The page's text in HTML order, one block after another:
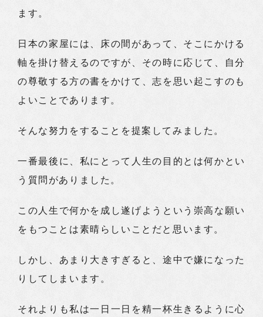
ます。
日本の家屋には、床の間があって、そこにかける
軸を掛け替えるのですが、その時に応じて、自分
の尊敬する方の書をかけて、志を思い起こすのも
よいことであります。
そんな努力をすることを提案してみました。
一番最後に、私にとって人生の目的とは何かとい
う質問がありました。
この人生で何かを成し遂げようという崇高な願い
をもつことは素晴らしいことだと思います。
しかし、あまり大きすぎると、途中で嫌になった
りしてしまいます。
それよりも私は一日一日を精一杯生きるように心